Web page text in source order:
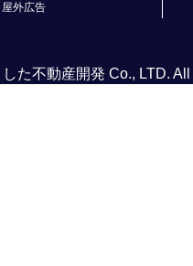
屋外広告
た不動産開発 Co., LTD.